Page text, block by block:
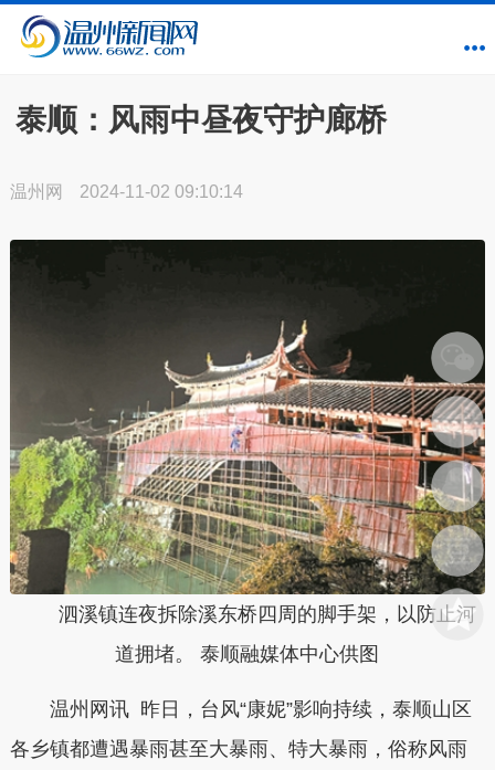
泰顺：风雨中昼夜守护廊桥
温州网 2024-11-02 09:10:14
泗溪镇连夜拆除溪东桥四周的脚手架，以防止河
道拥堵。 泰顺融媒体中心供图
温州网讯 昨日，台风“康妮”影响持续，泰顺山区
各乡镇都遭遇暴雨甚至大暴雨、特大暴雨，俗称风雨